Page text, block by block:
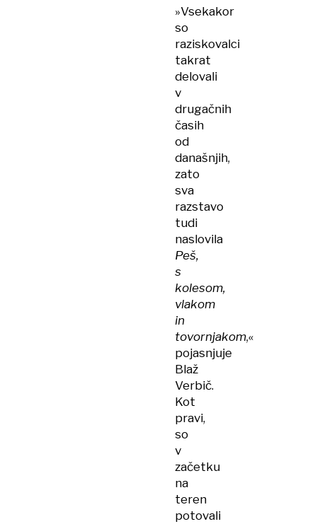
»Vsekakor
so
raziskovalci
takrat
delovali
v
drugačnih
časih
od
današnjih,
zato
sva
razstavo
tudi
naslovila
Peš,
s
kolesom,
vlakom
in
tovornjakom,«
pojasnjuje
Blaž
Verbič.
Kot
pravi,
so
v
začetku
na
teren
potovali